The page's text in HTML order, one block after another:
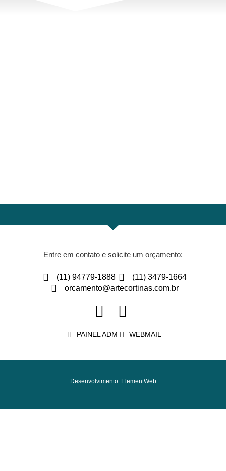
Entre em contato e solicite um orçamento:
(11) 94779-1888
(11) 3479-1664
orcamento@artecortinas.com.br
PAINEL ADM WEBMAIL
Desenvolvimento: ElementWeb